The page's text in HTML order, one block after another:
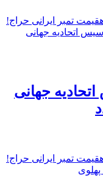
تومان.
قیمت تمبر ایرانی حراج!
اتحادیه جهانی
تومان.
قیمت تمبر ایرانی حراج!